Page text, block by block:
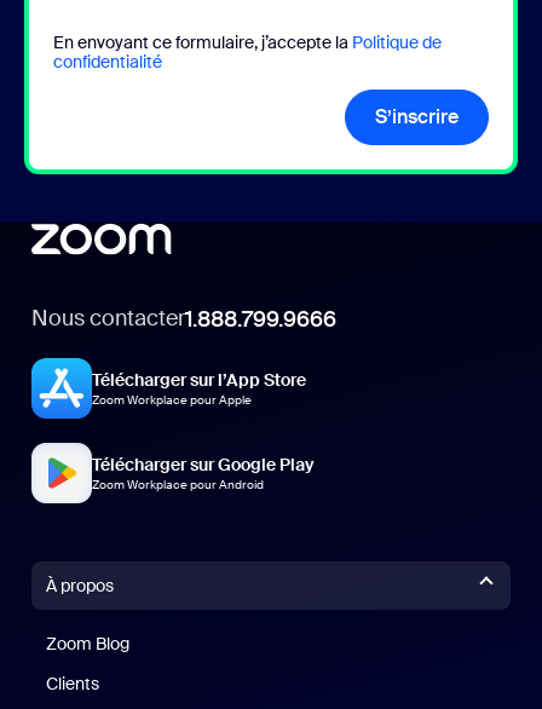
En envoyant ce formulaire, j’accepte la Politique de
confidentialité
S’inscrire
Nous contacter1.888.799.9666
Télécharger sur l’App Store
Zoom Workplace pour Apple
Télécharger sur Google Play
Zoom Workplace pour Android
À propos
Zoom Blog
Clients